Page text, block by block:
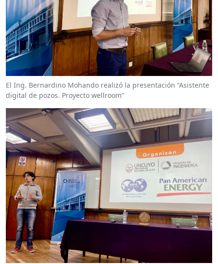
El Ing. Bernardino Mohando realizó la presentación “Asistente
digital de pozos. Proyecto wellroom”